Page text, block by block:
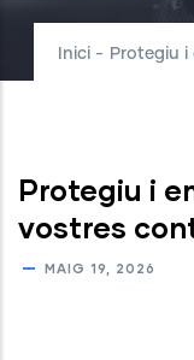
Inici - Protegiu
Protegiu i
vostres
MAIG 19, 2026